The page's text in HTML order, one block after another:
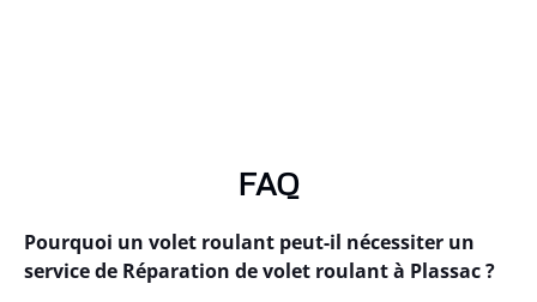
FAQ
Pourquoi un volet roulant peut-il nécessiter un
service de Réparation de volet roulant à Plassac ?